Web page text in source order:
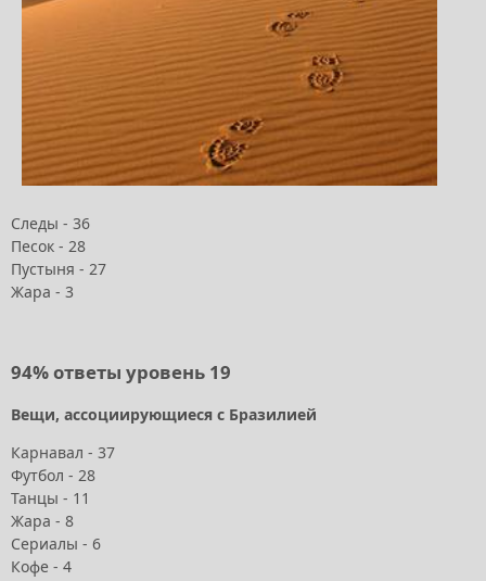
Следы - 36
Песок - 28
Пустыня - 27
Жара - 3
94% ответы уровень 19
Вещи, ассоциирующиеся с Бразилией
Карнавал - 37
Футбол - 28
Танцы - 11
Жара - 8
Сериалы - 6
Кофе - 4